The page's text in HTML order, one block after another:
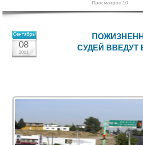
Просмотров 10
Сентябрь
08
2011
СУДЕЙ ВВЕДУТ